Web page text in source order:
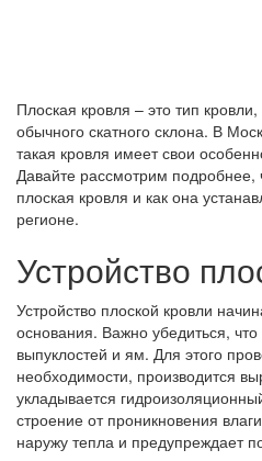
Плоская кровля – это тип
обычного скатного склона. В
такая кровля имеет свои
Давайте рассмотрим подробнее,
плоская кровля и как она
регионе.
Устройство
Устройство плоской кровли
основания. Важно убедиться,
выпуклостей и ям. Для этого
необходимости, производится
укладывается
строение от проникновения
наружу тепла и предупреждает